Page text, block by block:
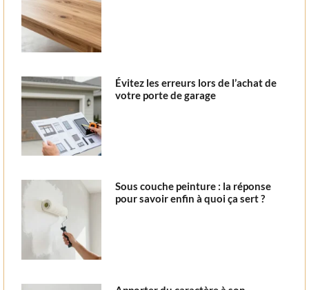
Évitez les erreurs lors de l’achat de
votre porte de garage
Sous couche peinture : la réponse
pour savoir enfin à quoi ça sert ?